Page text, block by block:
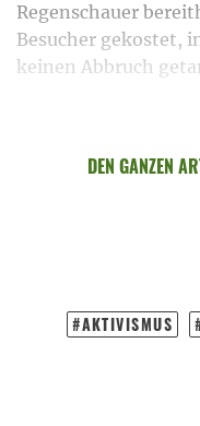
Regenschauer
Besucher gekostet,
keinen Abbruch
DEN GANZEN
AKTIVISMUS